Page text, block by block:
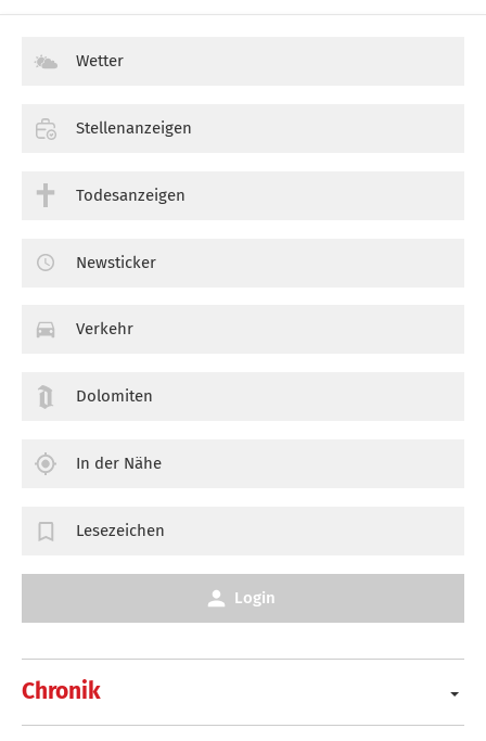
Chronik
Wetter
Stellenanzeigen
Todesanzeigen
Newsticker
Verkehr
Dolomiten
In der Nähe
Lesezeichen
Login